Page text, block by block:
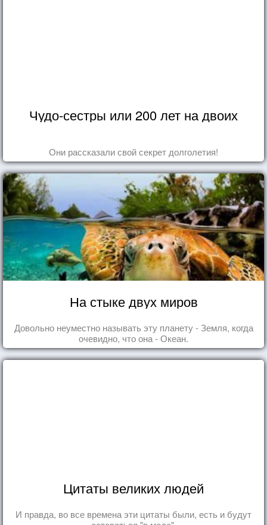
Чудо-сестры или 200 лет на двоих
Они рассказали свой секрет долголетия!
На стыке двух миров
Довольно неуместно называть эту планету - Земля, когда
очевидно, что она - Океан.
Цитаты великих людей
И правда, во все времена эти цитаты были, есть и будут